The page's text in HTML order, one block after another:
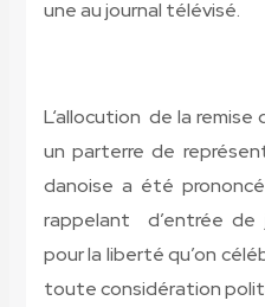
une au journal télévisé.
L‘allocution de la
un parterre de
danoise a été
rappelant d’entrée de
pour la liberté qu’on
toute considération